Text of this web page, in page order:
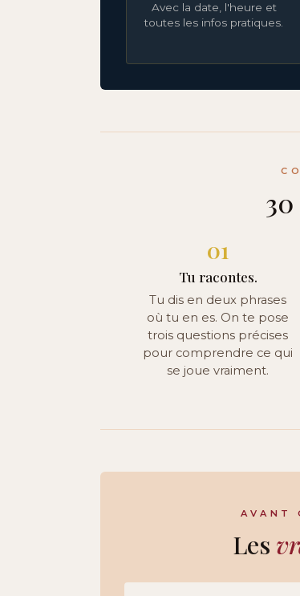
Avec la date, l'heure et
toutes les infos pratiques.
01
Tu racontes.
Tu dis en deux phrases
où tu en es. On te pose
trois questions précises
pour comprendre ce qui
se joue vraiment.
AVANT
Les